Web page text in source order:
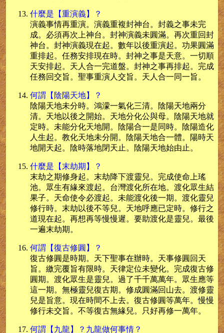
什麼是【重演義】？
演義事情再重演。演義重複封神台。封義之事未完
成。必須再次上神台。封神演義未圓滿。再次重回封
神台。封神演義現在起。數年以後重演起。功果圓滿
重排起。任務安排現在時。封神之事是天意。一切順
天安排起。天人合一完道盤。封神之事再排起。完成
任務回交旨。聖事重演人交旨。天人合一同一旨。
何謂【陰陽天地】？
陰陽天地未分時。鴻濛一氣化三清。陰陽天地兩分
清。天地以後之開始。天地分化公與母。陰陽天地就
定時。未能分化天地開。陰陽合一是同時。陰陽造化
人生起。教化天地未分開。陰陽天地合一體。陽時天
地開天起。陰時落地閉天止。陰陽天地始由止。
什麼是【末劫期】？
末劫之期修身起。末劫降下渡靈兒。完成使命上瑤
池。眾生有緣來渡起。台灣渡化所在地。渡化眾生結
果子。天命使令必渡起。未能渡化後一期。渡化靈兒
修行時。末劫以後不等兒。天地呼應已定時。修行之
道現在起。再想再等慢慢遲。要助渡化是靈兒。最後
一遍末劫期。
何謂【復古修圓】？
復古修圓是時期。天下聖事在辦時。天事修圓回天
旨。繳完覆旨有限時。天律定位未變化。完成復古修
圓期。渡化眾生是靈兒。過了千千萬萬年。眾生應等
這一期。無極靈兒復古期。修成圓滿回山去。渡修靈
兒是旨意。現在時間不上去。復古修圓等萬年。慢慢
修行未交旨。不等復古無緣兒。只好再修一萬年。
何謂【九龍】？九龍做何事情？